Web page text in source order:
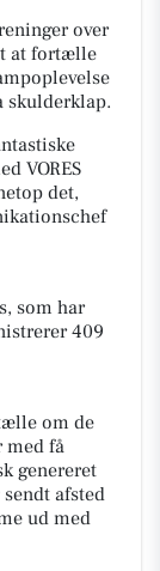
over
at fortælle
skulderklap.
VORES
det,
som har
409
om de
med få
genereret
afsted
ud med